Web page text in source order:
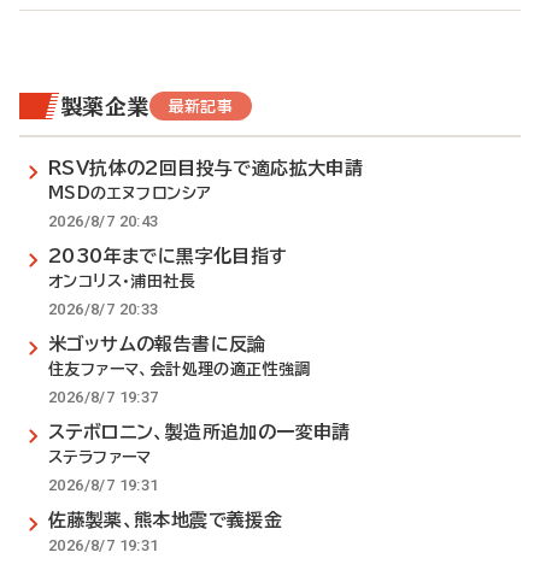
製薬企業 最新記事
RSV抗体の2回目投与で適応拡大申請
MSDのエヌフロンシア
2026/8/7 20:43
2030年までに黒字化目指す
オンコリス・浦田社長
2026/8/7 20:33
米ゴッサムの報告書に反論
住友ファーマ、会計処理の適正性強調
2026/8/7 19:37
ステボロニン、製造所追加の一変申請
ステラファーマ
2026/8/7 19:31
佐藤製薬、熊本地震で義援金
2026/8/7 19:31